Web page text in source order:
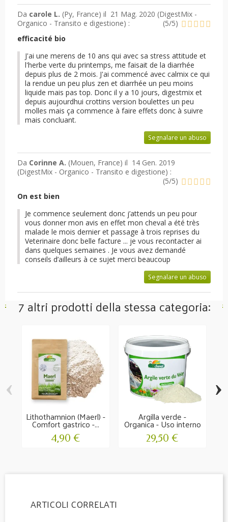
Da carole L. (Py, France) il 21 Mag. 2020 (DigestMix -
Organico - Transito e digestione) : (5/5)
efficacité bio
J'ai une merens de 10 ans qui avec sa stress attitude et
l'herbe verte du printemps, me faisait de la diarrhée
depuis plus de 2 mois. J'ai commencé avec calmix ce qui
la rendue un peu plus zen et diarrhée un peu moins
liquide mais pas top. Donc il y a 10 jours, digestmix et
depuis aujourdhui crottins version boulettes un peu
molles mais ça commence à faire effets donc à suivre
mais concluant.
Segnalare un abuso
Da Corinne A. (Mouen, France) il 14 Gen. 2019
(DigestMix - Organico - Transito e digestione) :
(5/5)
On est bien
Je commence seulement donc j’attends un peu pour
vous donner mon avis en effet mon cheval a été très
malade le mois dernier et passage à trois reprises du
Veterinaire donc belle facture ... je vous recontacter ai
dans quelques semaines . Je vous avez demandé
conseils d’ailleurs à ce sujet merci beaucoup
Segnalare un abuso
7 altri prodotti della stessa categoria:
Lithothamnion (Maerl) -
Comfort gastrico -...
4,90 €
Argilla verde -
Organica - Uso interno
ed...
29,50 €
‹ ›
ARTICOLI CORRELATI